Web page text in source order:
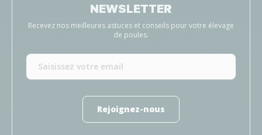
NEWSLETTER
Recevez nos meilleures astuces et conseils pour votre élevage
de poules.
Rejoignez-nous